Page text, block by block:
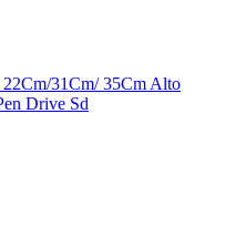
31Cm/ 35Cm Alto
Drive Sd